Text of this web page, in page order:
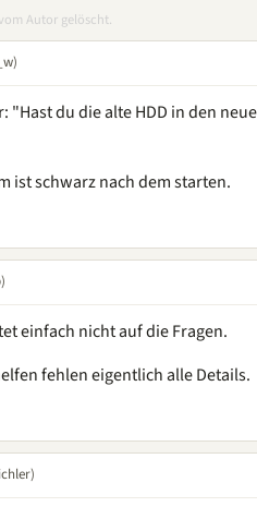
Autor gelöscht.
"Hast du die alte HDD in den
ist schwarz nach dem starten.
einfach nicht auf die Fragen.
fehlen eigentlich alle Details.